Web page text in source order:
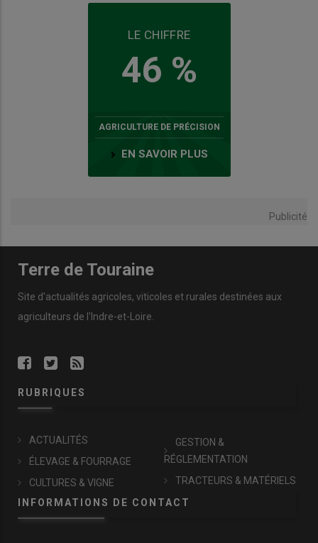
LE CHIFFRE
46 %
AGRICULTURE DE PRÉCISION
EN SAVOIR PLUS
Publicité
Terre de Touraine
Site d'actualités agricoles, viticoles et rurales destinées aux
agriculteurs de l'Indre-et-Loire.
RUBRIQUES
ACTUALITÉS
ÉLEVAGE & FOURRAGE
CULTURES & VIGNE
GESTION &
RÉGLEMENTATION
TRACTEURS & MATÉRIELS
INFORMATIONS DE CONTACT